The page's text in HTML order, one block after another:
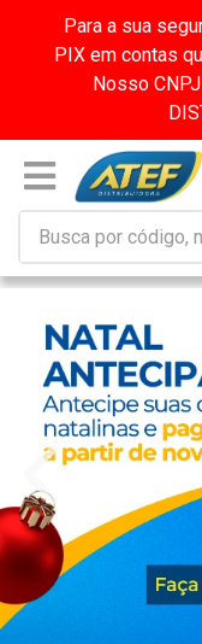
Para a sua
PIX em contas
Nosso